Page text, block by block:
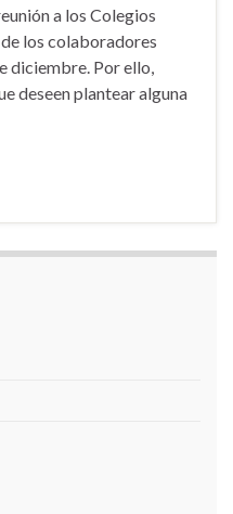
a los Colegios
los colaboradores
diciembre. Por ello,
deseen plantear alguna